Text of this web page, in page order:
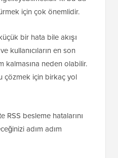
için çok önemlidir.
bir hata bile akışı
kullanıcıların en son
kalmasına neden olabilir.
çözmek için birkaç yol
RSS besleme hatalarını
adım adım